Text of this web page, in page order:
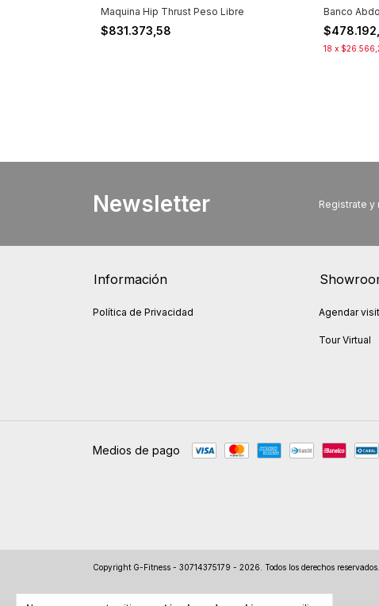
Maquina Hip Thrust Peso Libre
$831.373,58
Banco
18 x
Newsletter Registrate y
Información
Política de Privacidad Agendar
Tour Virtual
Medios de pago
Copyright G-Fitness - 30714375179 - 2026. Todos los derechos reservados.